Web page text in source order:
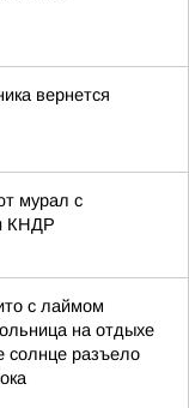
вернется
мурал с
КНДР
с лаймом
на отдыхе
разъело